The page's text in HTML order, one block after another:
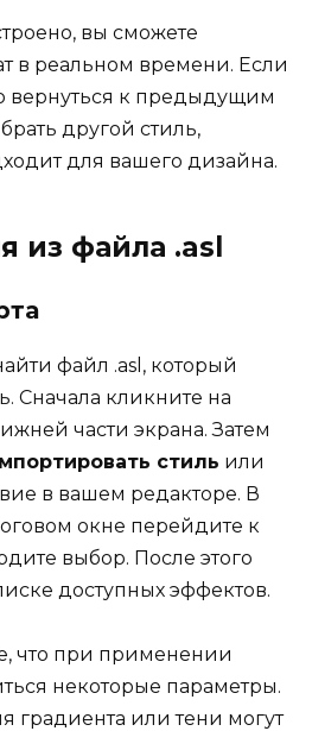
вы сможете
в реальном времени. Если
вернуться к предыдущим
другой стиль,
для вашего дизайна.
из файла .asl
файл .asl, который
Сначала кликните на
части экрана. Затем
стиль или
в вашем редакторе. В
окне перейдите к
выбор. После этого
доступных эффектов.
что при применении
некоторые параметры.
градиента или тени могут